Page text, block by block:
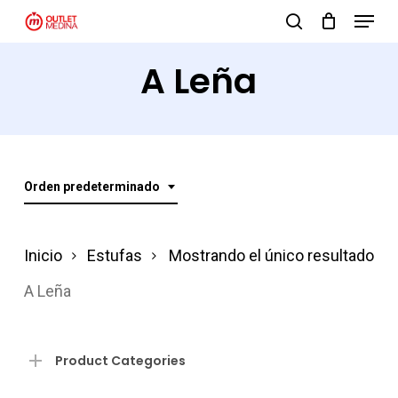
Skip
Menu
A Leña
Orden predeterminado
Mostrando el único resultado
Inicio
Estufas
A Leña
Product Categories